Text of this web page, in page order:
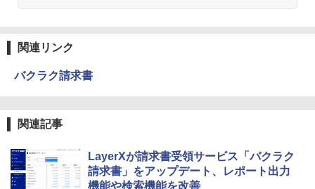
関連リンク
バクラク請求書
関連記事
LayerXが請求書受領サービス「バクラク
請求書」をアップデート、レポート出力
機能や検索機能を改善